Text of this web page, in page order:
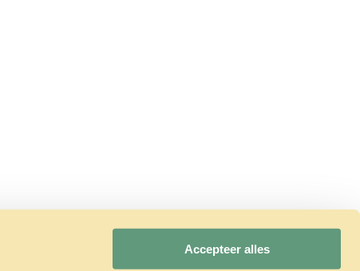
Accepteer alles